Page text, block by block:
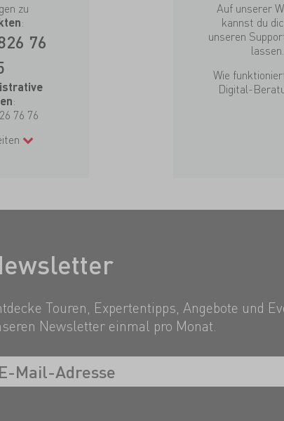
zu
:
76
:
76 76
Auf unserer
kannst du
unseren
lassen.
Wie
Digital-
Touren, Expertentipps, Angebote und
Newsletter einmal pro Monat.